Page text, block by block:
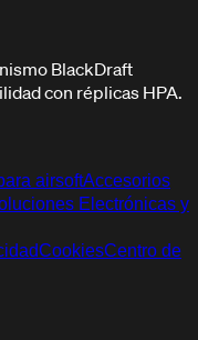
BlackDraft
con réplicas HPA.
airsoftAccesorios
Electrónicas y
CookiesCentro de